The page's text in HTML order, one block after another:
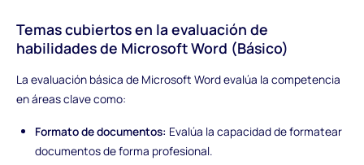
Temas cubiertos en la evaluación de
habilidades de Microsoft Word (Básico)
La evaluación básica de Microsoft Word evalúa la competencia
en áreas clave como:
Formato de documentos: Evalúa la capacidad de formatear
documentos de forma profesional.